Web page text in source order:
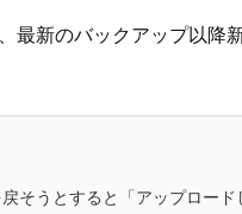
最新のバックアップ以降
そうとすると「アップロー